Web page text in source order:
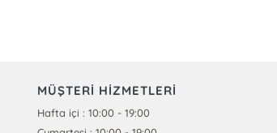
MÜŞTERİ HİZMETLERİ
Hafta içi : 10:00 - 19:00